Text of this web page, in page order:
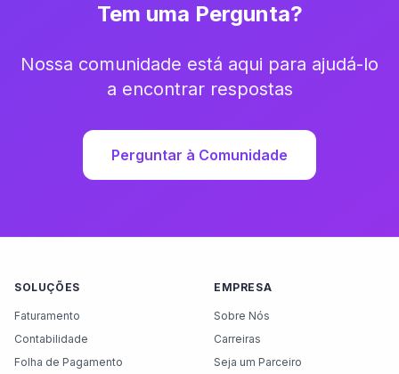
Tem uma Pergunta?
Nossa comunidade está aqui para ajudá-lo
a encontrar respostas
Perguntar à Comunidade
SOLUÇÕES
Faturamento
Contabilidade
Folha de Pagamento
EMPRESA
Sobre Nós
Carreiras
Seja um Parceiro